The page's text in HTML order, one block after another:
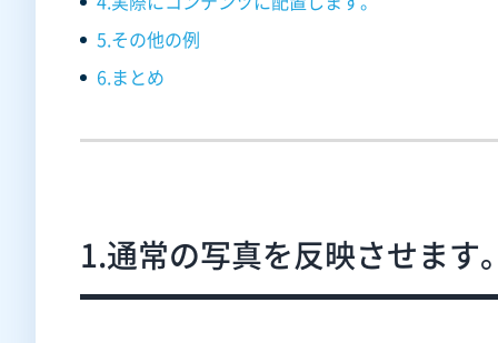
5.その他の例
6.まとめ
1.通常の写真を反映させます